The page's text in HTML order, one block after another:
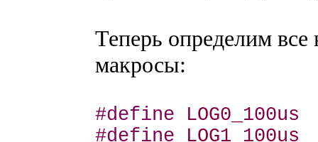
Теперь определим
макросы:
#define
LOG0_100us
#define
LOG1_100us